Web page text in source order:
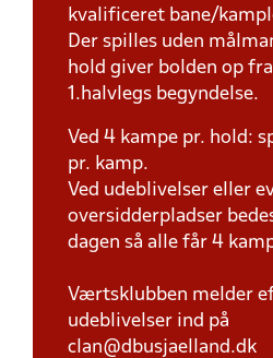
kvalificeret bane/
Der spilles uden
hold giver bolden op
1.halvlegs begyndelse.
Ved 4 kampe pr. hold:
pr. kamp.
Ved udeblivelser eller
oversidderpladser
dagen så alle får 4
Værtsklubben melder
udeblivelser ind på
clan@dbusjaelland.dk